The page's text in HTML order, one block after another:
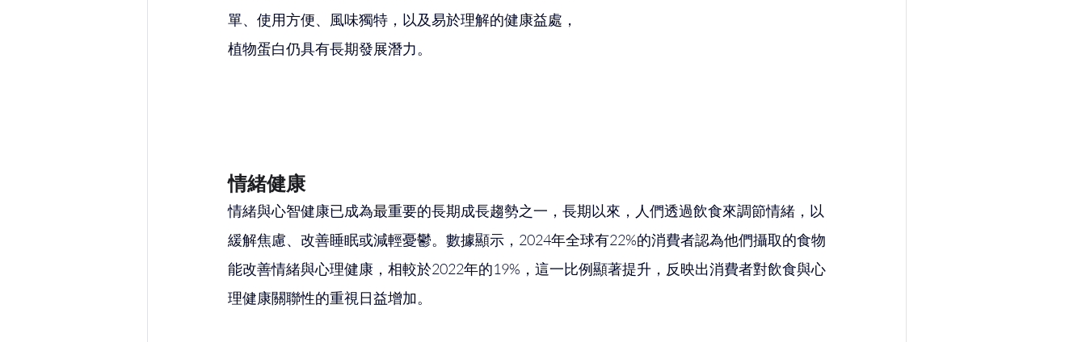
單、使用方便、風味獨特，以及易於理解的健康益處，
植物蛋白仍具有長期發展潛力。
情緒健康
情緒與心智健康已成為最重要的長期成長趨勢之一，長期以來，人們透過飲食來調節情緒，以
緩解焦慮、改善睡眠或減輕憂鬱。數據顯示，2024年全球有22%的消費者認為他們攝取的食物
能改善情緒與心理健康，相較於2022年的19%，這一比例顯著提升，反映出消費者對飲食與心
理健康關聯性的重視日益增加。